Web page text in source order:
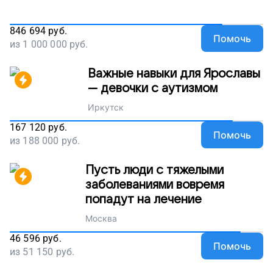
846 694 руб.
из 1 000 000 руб. Помочь
Важные навыки для Ярославы
— девочки с аутизмом
Иркутск
167 120 руб.
из 188 000 руб. Помочь
Пусть люди с тяжелыми
заболеваниями вовремя
попадут на лечение
Москва
46 596 руб.
из 51 150 руб. Помочь